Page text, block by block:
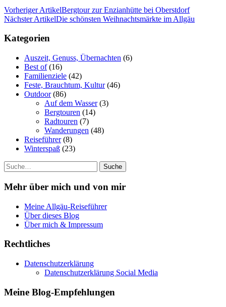
Vorheriger ArtikelBergtour zur Enzianhütte bei Oberstdorf
Nächster ArtikelDie schönsten Weihnachtsmärkte im Allgäu
Kategorien
Auszeit, Genuss, Übernachten (6)
Best of(16)
Familienziele (42)
Feste, Brauchtum, Kultur(46)
Outdoor(86)
Auf dem Wasser(3)
Bergtouren (14)
Radtouren (7)
Wanderungen (48)
Reiseführer(8)
Winterspaß (23)
Suche
Mehr über mich und von mir
Meine Allgäu-Reiseführer
Über dieses Blog
Über mich & Impressum
Rechtliches
Datenschutzerklärung
Datenschutzerklärung Social Media
Meine Blog-Empfehlungen